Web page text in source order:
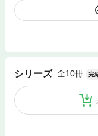
シリーズ 全10冊 完